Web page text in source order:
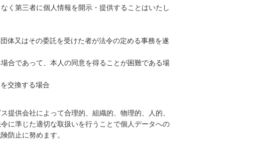
く第三者に個人情報を開示・提供することはいたし
体又はその委託を受けた者が法令の定める事務を遂
合であって、本人の同意を得ることが困難である場
交換する場合
提供会社によって合理的、組織的、物理的、人的、
に準じた適切な取扱いを行うことで個人データへの
防止に努めます。